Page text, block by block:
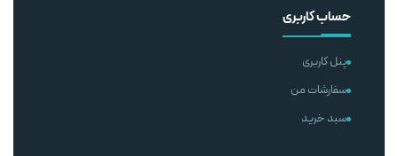
حساب کاربری
پنل کاربری
سفارشات من
سبد خرید